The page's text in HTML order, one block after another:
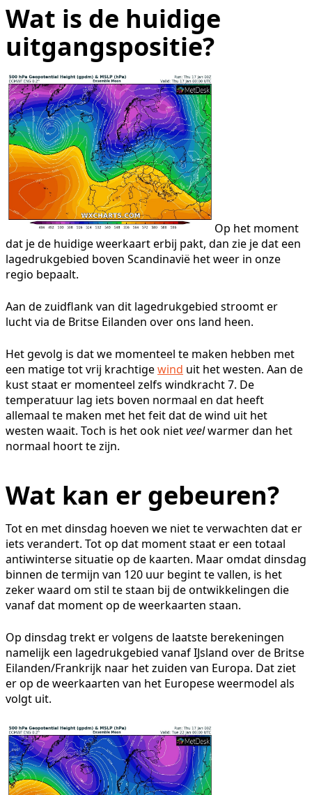
Wat is de huidige
uitgangspositie?
Op het moment
dat je de huidige weerkaart erbij pakt, dan zie je dat een
lagedrukgebied boven Scandinavië het weer in onze
regio bepaalt.
Aan de zuidflank van dit lagedrukgebied stroomt er
lucht via de Britse Eilanden over ons land heen.
Het gevolg is dat we momenteel te maken hebben met
een matige tot vrij krachtigewind uit het westen. Aan de
kust staat er momenteel zelfs windkracht 7. De
temperatuur lag iets boven normaal en dat heeft
allemaal te maken met het feit dat de wind uit het
westen waait. Toch is het ook nietveelwarmer dan het
normaal hoort te zijn.
Wat kan er gebeuren?
Tot en met dinsdag hoeven we niet te verwachten dat er
iets verandert. Tot op dat moment staat er een totaal
antiwinterse situatie op de kaarten. Maar omdat dinsdag
binnen de termijn van 120 uur begint te vallen, is het
zeker waard om stil te staan bij de ontwikkelingen die
vanaf dat moment op de weerkaarten staan.
Op dinsdag trekt er volgens de laatste berekeningen
namelijk een lagedrukgebied vanaf IJsland over de Britse
Eilanden/Frankrijk naar het zuiden van Europa. Dat ziet
er op de weerkaarten van het Europese weermodel als
volgt uit.